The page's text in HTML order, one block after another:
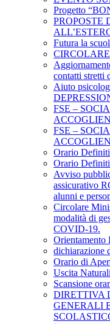
Progetto
PROPOSTE
Futura la
contatti
Aiuto
FSE –
FSE –
Orario
Orario
Avviso
assicurativo
alunni e
Circolare
modalità di
COVID-19.
Orientamento
dichiarazione
Orario di
Uscita
Scansione
DIRETTIVA
GENERALI